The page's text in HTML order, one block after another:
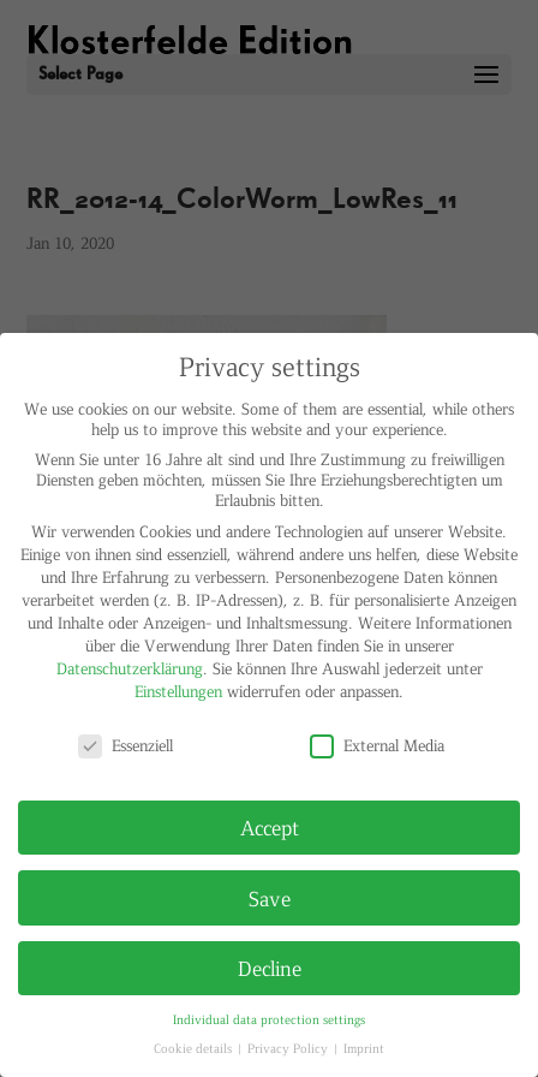
Select Page
RR_2012-14_ColorWorm_LowRes_11
Jan 10, 2020
IMPRINT
PRIVACY POLICY
© HELGA MARIA KLOSTERFELDE | ALL RIGHTS RESERVED
Privacy settings
We use cookies on our website. Some of them are essential, while others
help us to improve this website and your experience.
Wenn Sie unter 16 Jahre alt sind und Ihre Zustimmung zu freiwilligen
Diensten geben möchten, müssen Sie Ihre Erziehungsberechtigten um
Erlaubnis bitten.
Wir verwenden Cookies und andere Technologien auf unserer Website.
Einige von ihnen sind essenziell, während andere uns helfen, diese Website
und Ihre Erfahrung zu verbessern. Personenbezogene Daten können
verarbeitet werden (z. B. IP-Adressen), z. B. für personalisierte Anzeigen
und Inhalte oder Anzeigen- und Inhaltsmessung. Weitere Informationen
über die Verwendung Ihrer Daten finden Sie in unserer
Datenschutzerklärung. Sie können Ihre Auswahl jederzeit unter
Einstellungen widerrufen oder anpassen.
Essenziell
External Media
Accept
Save
Decline
Individual data protection settings
Cookie details
Privacy Policy Imprint